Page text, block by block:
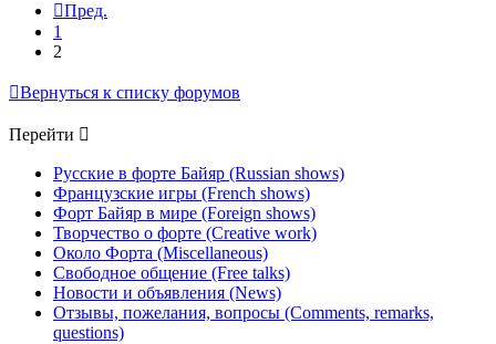
Пред.
1
2
Вернуться к списку форумов
Перейти
Русские в форте Байяр (Russian shows)
Французские игры (French shows)
Форт Байяр в мире (Foreign shows)
Творчество о форте (Creative work)
Около Форта (Miscellaneous)
Свободное общение (Free talks)
Новости и объявления (News)
Отзывы, пожелания, вопросы (Comments, remarks,
questions)